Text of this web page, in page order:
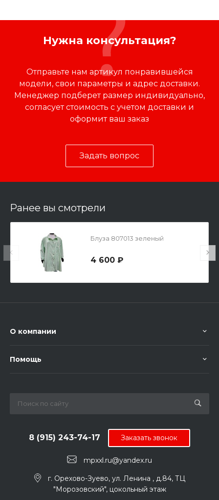
Нужна консультация?
Отправьте нам артикул понравившейся
модели, свои параметры и адрес доставки.
Менеджер подберет размер индивидуально,
согласует стоимость с учетом доставки и
оформит ваш заказ
Задать вопрос
Ранее вы смотрели
Блуза 807013 зеленый
4 600 ₽
О компании
Помощь
mpxxl.ru@yandex.ru
8 (915) 243-74-17
г. Орехово-Зуево, ул. Ленина , д.84, ТЦ
"Морозовский", цокольный этаж
Заказать звонок